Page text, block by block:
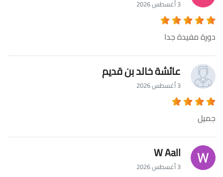
3 أغسطس 2026
دورة مفيدة جدا
عائشة خالد بن قديم
3 أغسطس 2026
جميل
W Aall
3 أغسطس 2026